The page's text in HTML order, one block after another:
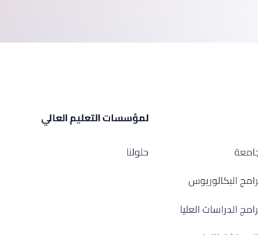
البكالوريوس
الدراسات العليا
لمؤسسات التعليم العالي
حلولنا